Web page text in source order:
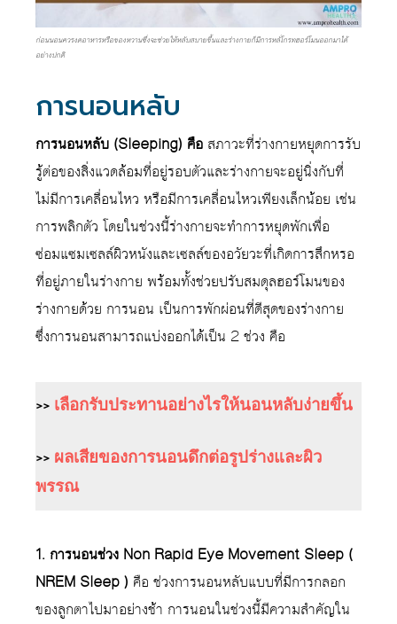
ก่อนนอนควรงดอาหารหรือของหวานซึ่งจะช่วยให้หลับสบายขึ้นและร่างกายก็มีการหลั่โกรทฮอร์โมนออกมาได้
อย่างปกติ
การนอนหลับ
การนอนหลับ (Sleeping) คือ สภาวะที่ร่างกายหยุดการรับ
รู้ต่อของสิ่งแวดล้อมที่อยู่รอบตัวและร่างกายจะอยู่นิ่งกับที่
ไม่มีการเคลื่อนไหว หรือมีการเคลื่อนไหวเพียงเล็กน้อย เช่น
การพลิกตัว โดยในช่วงนี้ร่างกายจะทำการหยุดพักเพื่อ
ซ่อมแซมเซลล์ผิวหนังและเซลล์ของอวัยวะที่เกิดการสึกหรอ
ที่อยู่ภายในร่างกาย พร้อมทั้งช่วยปรับสมดุลฮอร์โมนของ
ร่างกายด้วย การนอน เป็นการพักผ่อนที่ดีสุดของร่างกาย
ซึ่งการนอนสามารถแบ่งออกได้เป็น 2 ช่วง คือ
>> เลือกรับประทานอย่างไรให้นอนหลับง่ายขึ้น
>> ผลเสียของการนอนดึกต่อรูปร่างและผิว
พรรณ
1. การนอนช่วง Non Rapid Eye Movement Sleep (
NREM Sleep ) คือ ช่วงการนอนหลับแบบที่มีการกลอก
ของลูกตาไปมาอย่างช้า การนอนในช่วงนี้มีความสำคัญใน